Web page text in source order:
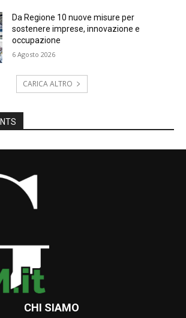
Da Regione 10 nuove misure per
sostenere imprese, innovazione e
occupazione
6 Agosto 2026
CARICA ALTRO
CHI SIAMO